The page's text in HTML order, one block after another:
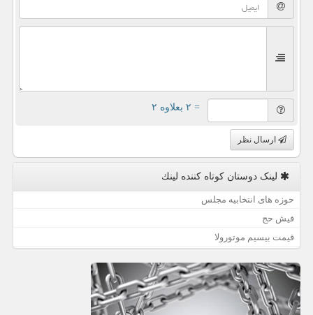
= ۲ بعلاوه ۲
ارسال نظر
لینک دوستان كوتاه كننده لینك
حوزه های انتخابیه مجلس
فیش حج
قیمت بیسیم موتورولا